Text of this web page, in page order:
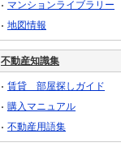
マンションライブラリー
地図情報
不動産知識集
賃貸 部屋探しガイド
購入マニュアル
不動産用語集